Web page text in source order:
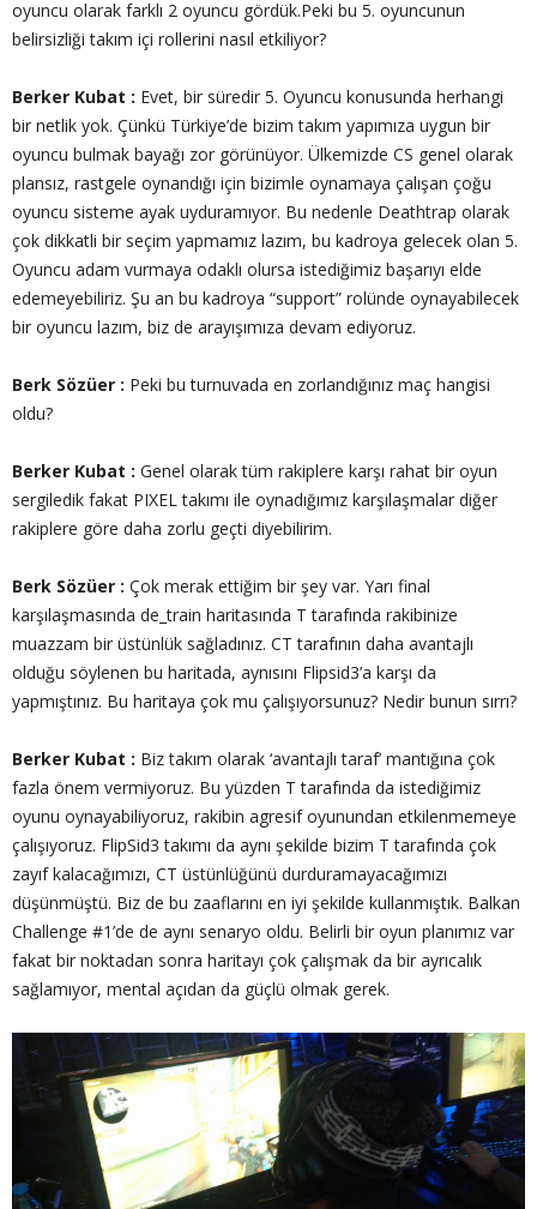
oyuncu olarak farklı 2 oyuncu gördük.Peki bu 5. oyuncunun
belirsizliği takım içi rollerini nasıl etkiliyor?
Berker Kubat : Evet, bir süredir 5. Oyuncu konusunda herhangi
bir netlik yok. Çünkü Türkiye’de bizim takım yapımıza uygun bir
oyuncu bulmak bayağı zor görünüyor. Ülkemizde CS genel olarak
plansız, rastgele oynandığı için bizimle oynamaya çalışan çoğu
oyuncu sisteme ayak uyduramıyor. Bu nedenle Deathtrap olarak
çok dikkatli bir seçim yapmamız lazım, bu kadroya gelecek olan 5.
Oyuncu adam vurmaya odaklı olursa istediğimiz başarıyı elde
edemeyebiliriz. Şu an bu kadroya “support” rolünde oynayabilecek
bir oyuncu lazım, biz de arayışımıza devam ediyoruz.
Berk Sözüer : Peki bu turnuvada en zorlandığınız maç hangisi
oldu?
Berker Kubat : Genel olarak tüm rakiplere karşı rahat bir oyun
sergiledik fakat PIXEL takımı ile oynadığımız karşılaşmalar diğer
rakiplere göre daha zorlu geçti diyebilirim.
Berk Sözüer : Çok merak ettiğim bir şey var. Yarı final
karşılaşmasında de_train haritasında T tarafında rakibinize
muazzam bir üstünlük sağladınız. CT tarafının daha avantajlı
olduğu söylenen bu haritada, aynısını Flipsid3’a karşı da
yapmıştınız. Bu haritaya çok mu çalışıyorsunuz? Nedir bunun sırrı?
Berker Kubat : Biz takım olarak ‘avantajlı taraf’ mantığına çok
fazla önem vermiyoruz. Bu yüzden T tarafında da istediğimiz
oyunu oynayabiliyoruz, rakibin agresif oyunundan etkilenmemeye
çalışıyoruz. FlipSid3 takımı da aynı şekilde bizim T tarafında çok
zayıf kalacağımızı, CT üstünlüğünü durduramayacağımızı
düşünmüştü. Biz de bu zaaflarını en iyi şekilde kullanmıştık. Balkan
Challenge #1’de de aynı senaryo oldu. Belirli bir oyun planımız var
fakat bir noktadan sonra haritayı çok çalışmak da bir ayrıcalık
sağlamıyor, mental açıdan da güçlü olmak gerek.